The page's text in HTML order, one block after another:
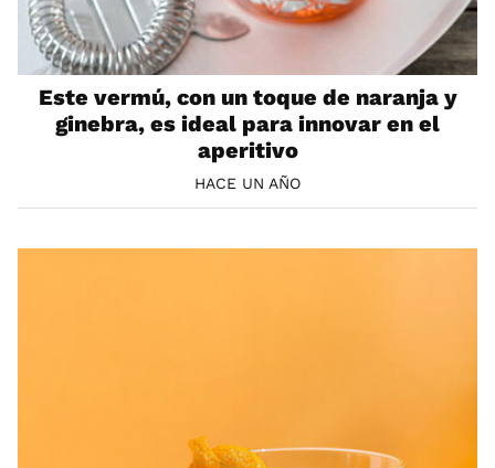
Este vermú, con un toque de naranja y
ginebra, es ideal para innovar en el
aperitivo
HACE UN AÑO